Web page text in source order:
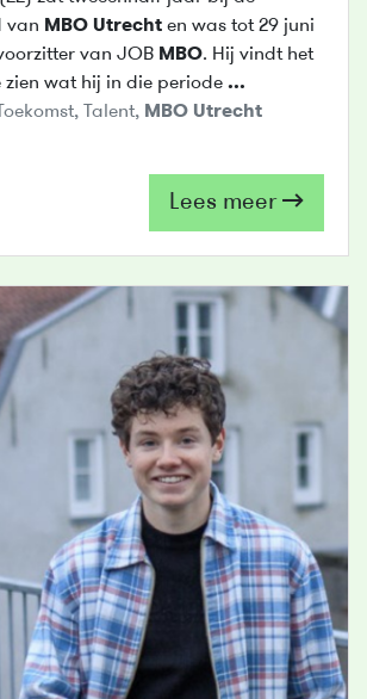
van MBO Utrecht en was tot 29 juni
van JOB MBO. Hij vindt het
zien wat hij in die periode ...
, Talent, MBO Utrecht
Lees meer